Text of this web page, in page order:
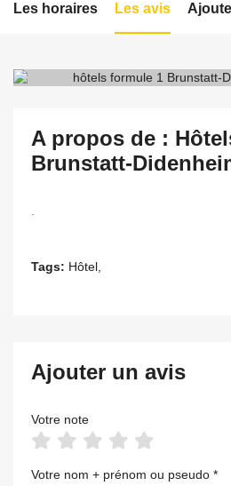
Les horaires Les avis
A propos de :
Brunstatt-
Tags: Hôtel,
Ajouter un avis
Votre note
Votre nom + prénom ou pseudo *